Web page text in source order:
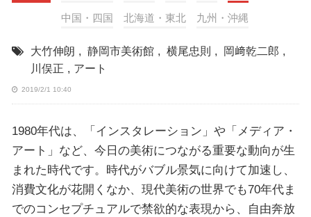
中国・四国 北海道・東北 九州・沖縄
大竹伸朗 , 静岡市美術館 , 横尾忠則 , 岡﨑乾二郎 ,
川俣正 , アート
2019/2/1 10:40
1980年代は、「インスタレーション」や「メディア・
アート」など、今日の美術につながる重要な動向が生
まれた時代です。時代がバブル景気に向けて加速し、
消費文化が花開くなか、現代美術の世界でも70年代ま
でのコンセプチュアルで禁欲的な表現から、自由奔放